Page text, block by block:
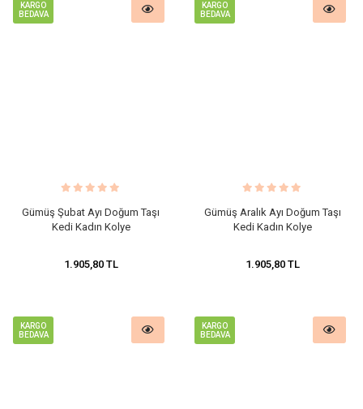
KARGO
BEDAVA
Gümüş Şubat Ayı Doğum Taşı
Kedi Kadın Kolye
1.905,80 TL
KARGO
BEDAVA
Gümüş Aralık Ayı Doğum Taşı
Kedi Kadın Kolye
1.905,80 TL
KARGO
BEDAVA
KARGO
BEDAVA